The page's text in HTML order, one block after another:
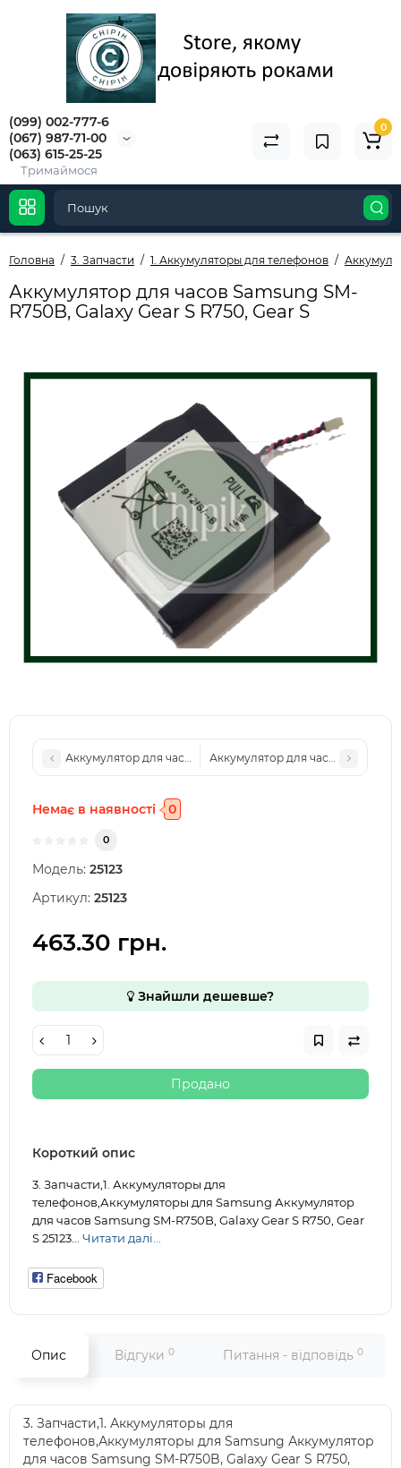
(099) 002-777-6
(067) 987-71-00
(063) 615-25-25
Тримаймося
0
Головна 3. Запчасти 1. Аккумуляторы для телефонов
Аккумулятор для часов Samsung SM-
R750B, Galaxy Gear S R750, Gear S
Аккумулятор для часов Samsung SM-R730, R735, R600, Gear
Аккумулятор для часов Samsung
Немає в наявності 0
0
Модель: 25123
Артикул: 25123
463.30 грн.
Знайшли дешевше?
Продано
Короткий опис
3. Запчасти,1. Аккумуляторы для
телефонов,Аккумуляторы для Samsung Аккумулятор
для часов Samsung SM-R750B, Galaxy Gear S R750, Gear
S 25123... Читати далі...
Facebook
Опис Відгуки 0 Питання - відповідь 0
3. Запчасти,1. Аккумуляторы для
телефонов,Аккумуляторы для Samsung Аккумулятор
для часов Samsung SM-R750B, Galaxy Gear S R750,